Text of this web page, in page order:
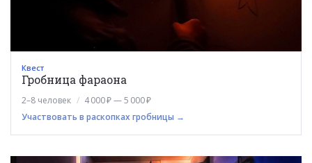
Квест
Гробница фараона
2–8 человек
4 000 ₽ — 5 000 ₽
Участвовать в раскопках гробницы →